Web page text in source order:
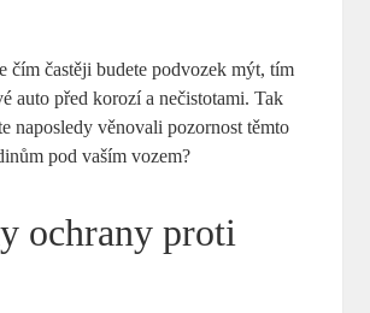
čím častěji budete podvozek mýt, tím
auto před korozí a nečistotami. Tak
naposledy věnovali pozornost těmto
pod vaším vozem?
ochrany proti